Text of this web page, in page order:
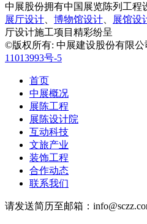
中展股份拥有中国展览陈列工程
展厅设计
博物馆设计 展馆设
厅设计施工项目精彩纷呈
©版权所有: 中展建设股份有限公
11013993号-5
首页
中展概况
展陈工程
展陈设计院
互动科技
文旅产业
装饰工程
合作动态
联系我们
请发送简历至邮箱：